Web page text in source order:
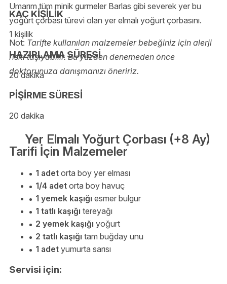
Umarım tüm minik gurmeler Barlas gibi severek yer bu
yoğurt çorbası türevi olan yer elmalı yoğurt çorbasını.
Not: Tarifte kullanılan malzemeler bebeğiniz için alerji
riski taşıyabilir. Bu yüzden denemeden önce
doktorunuza danışmanızı öneririz.
KAÇ KİŞİLİK
1 kişilik
HAZIRLAMA SÜRESİ
20 dakika
PİŞİRME SÜRESİ
20 dakika
Yer Elmalı Yoğurt Çorbası (+8 Ay)
Tarifi İçin Malzemeler
1 adet orta boy yer elması
1/4 adet orta boy havuç
1 yemek kaşığı esmer bulgur
1 tatlı kaşığı tereyağı
2 yemek kaşığı yoğurt
2 tatlı kaşığı tam buğday unu
1 adet yumurta sarısı
Servisi için: